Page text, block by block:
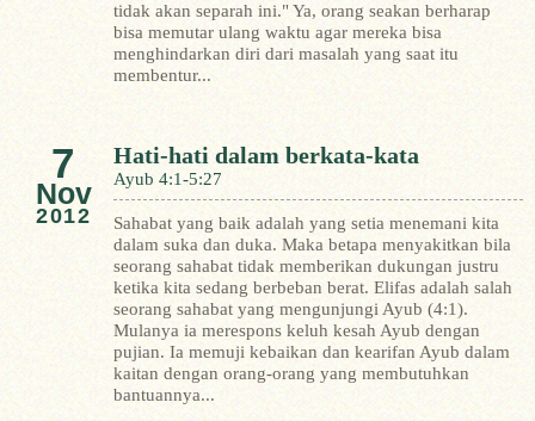
tidak akan separah ini." Ya, orang seakan berharap
bisa memutar ulang waktu agar mereka bisa
menghindarkan diri dari masalah yang saat itu
membentur...
7
Nov
2012
Hati-hati dalam berkata-kata
Ayub 4:1-5:27
Sahabat yang baik adalah yang setia menemani kita
dalam suka dan duka. Maka betapa menyakitkan bila
seorang sahabat tidak memberikan dukungan justru
ketika kita sedang berbeban berat. Elifas adalah salah
seorang sahabat yang mengunjungi Ayub (4:1).
Mulanya ia merespons keluh kesah Ayub dengan
pujian. Ia memuji kebaikan dan kearifan Ayub dalam
kaitan dengan orang-orang yang membutuhkan
bantuannya...